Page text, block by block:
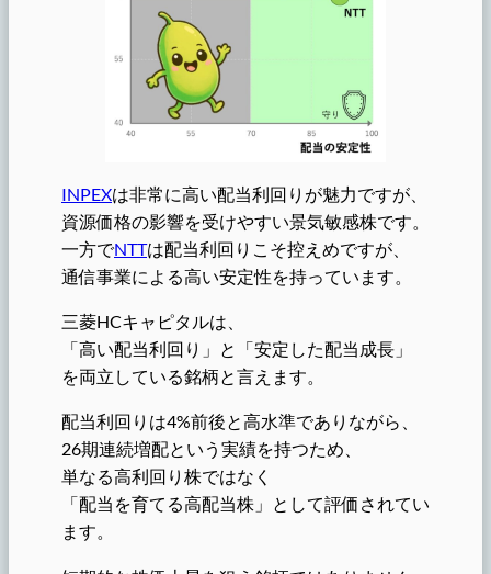
INPEXは非常に高い配当利回りが魅力ですが、
資源価格の影響を受けやすい景気敏感株です。
一方でNTTは配当利回りこそ控えめですが、
通信事業による高い安定性を持っています。
三菱HCキャピタルは、
「高い配当利回り」と「安定した配当成長」
を両立している銘柄と言えます。
配当利回りは4%前後と高水準でありながら、
26期連続増配という実績を持つため、
単なる高利回り株ではなく
「配当を育てる高配当株」として評価されてい
ます。